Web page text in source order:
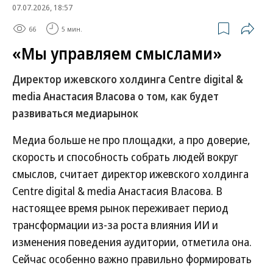
07.07.2026, 18:57
66 5 мин.
«Мы управляем смыслами»
Директор ижевского холдинга Centre digital &
media Анастасия Власова о том, как будет
развиваться медиарынок
Медиа больше не про площадки, а про доверие,
скорость и способность собрать людей вокруг
смыслов, считает директор ижевского холдинга
Centre digital & media Анастасия Власова. В
настоящее время рынок переживает период
трансформации из-за роста влияния ИИ и
изменения поведения аудитории, отметила она.
Сейчас особенно важно правильно формировать